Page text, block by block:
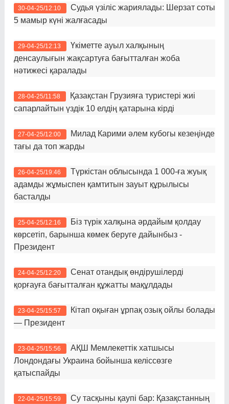
30-04-25/12:10
Судья үзіліс жариялады: Шерзат соты
5 мамыр күні жалғасады
29-04-25/12:13
Үкіметте ауыл халқының
денсаулығын жақсартуға бағытталған жоба
нәтижесі қаралады
28-04-25/11:58
Қазақстан Грузияға туристері жиі
сапарлайтын үздік 10 елдің қатарына кірді
27-04-25/12:00
Милад Карими әлем кубогы кезеңінде
тағы да топ жарды
26-04-25/19:46
Түркістан облысында 1 000-ға жуық
адамды жұмыспен қамтитын зауыт құрылысы
басталды
25-04-25/12:16
Біз түрік халқына әрдайым қолдау
көрсетіп, барынша көмек беруге дайынбыз -
Президент
24-04-25/12:20
Сенат отандық өндірушілерді
қорғауға бағытталған құжатты мақұлдады
23-04-25/15:57
Кітап оқыған ұрпақ озық ойлы болады
— Президент
23-04-25/15:56
АҚШ Мемлекеттік хатшысы
Лондондағы Украина бойынша келіссөзге
қатыспайды
22-04-25/15:59
Су тасқыны қаупі бар: Қазақстанның